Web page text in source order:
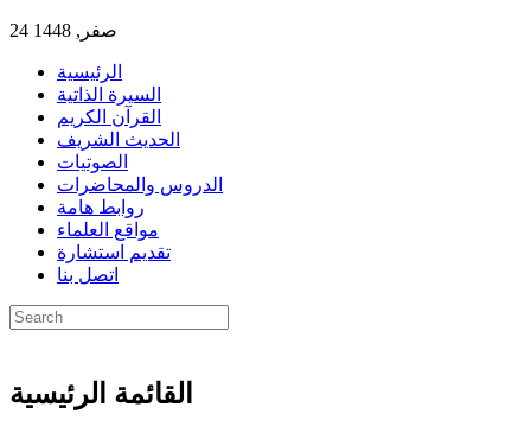
24 صفر, 1448
الرئيسية
السيرة الذاتية
القرآن الكريم
الحديث الشريف
الصوتيات
الدروس والمحاضرات
روابط هامة
مواقع العلماء
تقديم استشارة
اتصل بنا
القائمة الرئيسية